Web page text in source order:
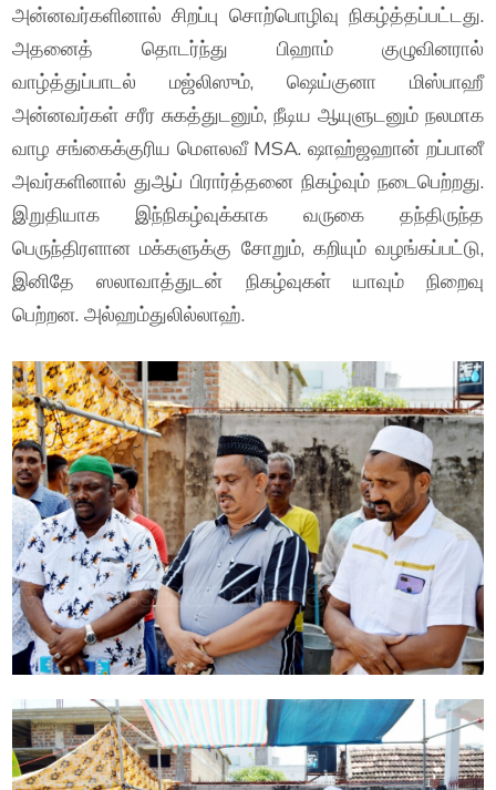
அன்னவர்களினால் சிறப்பு சொற்பொழிவு நிகழ்த்தப்பட்டது.
அதனைத் தொடர்ந்து பிஹாம் குழுவினரால்
வாழ்த்துப்பாடல் மஜ்லிஸும், ஷெய்குனா மிஸ்பாஹீ
அன்னவர்கள் சரீர சுகத்துடனும், நீடிய ஆயுளுடனும் நலமாக
வாழ சங்கைக்குரிய மௌலவீ MSA. ஷாஹ்ஜஹான் றப்பானீ
அவர்களினால் துஆப் பிரார்த்தனை நிகழ்வும் நடைபெற்றது.
இறுதியாக இந்நிகழ்வுக்காக வருகை தந்திருந்த
பெருந்திரளான மக்களுக்கு சோறும், கறியும் வழங்கப்பட்டு,
இனிதே ஸலாவாத்துடன் நிகழ்வுகள் யாவும் நிறைவு
பெற்றன. அல்ஹம்துலில்லாஹ்.